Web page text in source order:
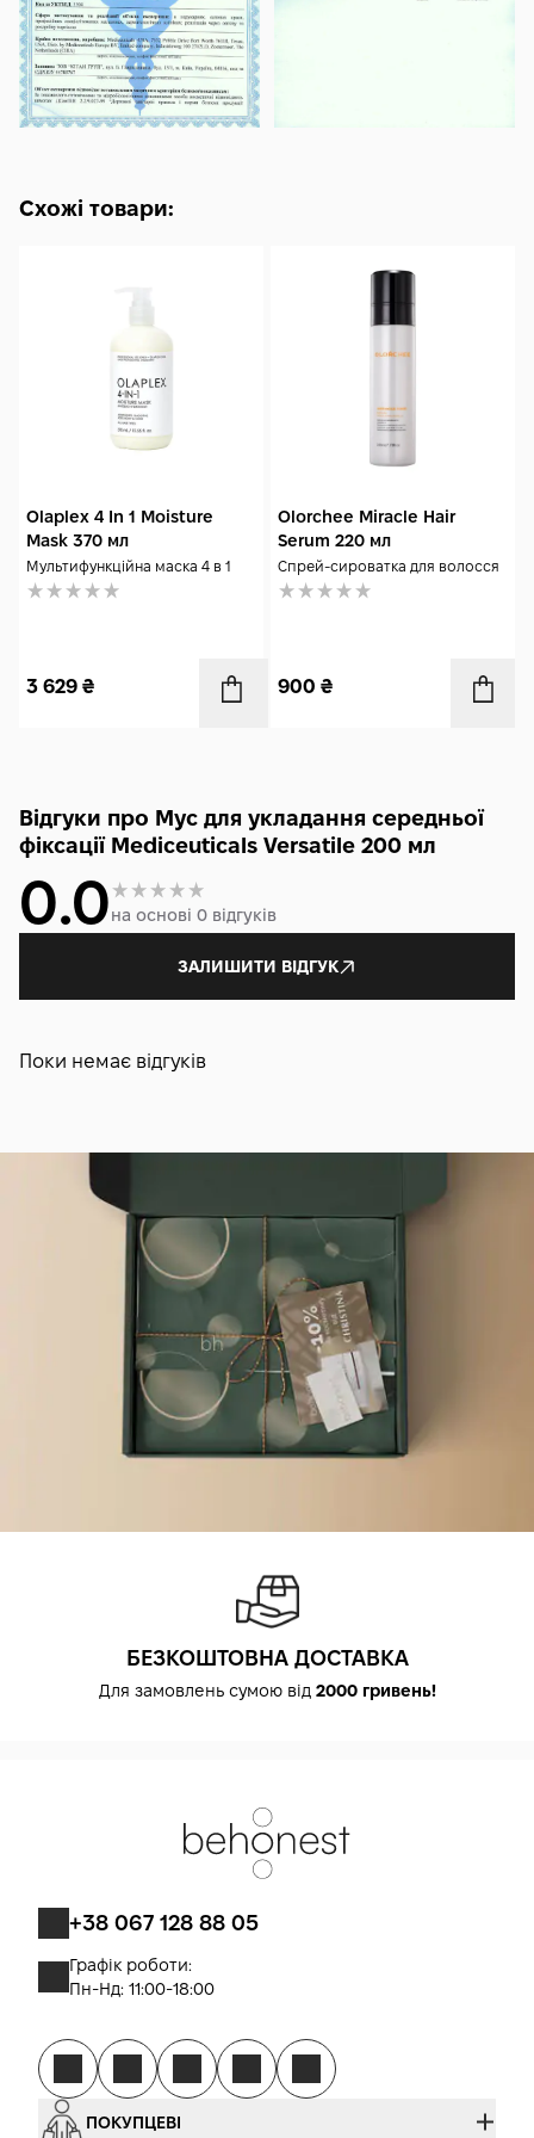
Схожі товари:
Olaplex 4 In 1 Moisture
Mask 370 мл
Мультифункційна маска 4 в 1
3 629 ₴
Olorchee Miracle Hair
Serum 220 мл
Спрей-сироватка для волосся
900 ₴
Відгуки про Мус для укладання середньої
фіксації Mediceuticals Versatile 200 мл
0.0на основі 0 відгуків
ЗАЛИШИТИ ВІДГУК
Поки немає відгуків
БЕЗКОШТОВНА ДОСТАВКА
Для замовлень сумою від 2000 гривень!
+38 067 128 88 05
Графік роботи:
Пн-Нд: 11:00-18:00
ПОКУПЦЕВІ